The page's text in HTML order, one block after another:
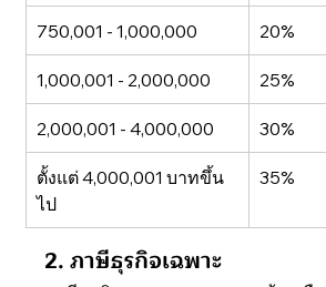
750,001 - 1,000,000 20%
1,000,001 - 2,000,000 25%
2,000,001 - 4,000,000 30%
ตั้งแต่ 4,000,001 บาทขึ้น
ไป
35%
2. ภาษีธุรกิจเฉพาะ